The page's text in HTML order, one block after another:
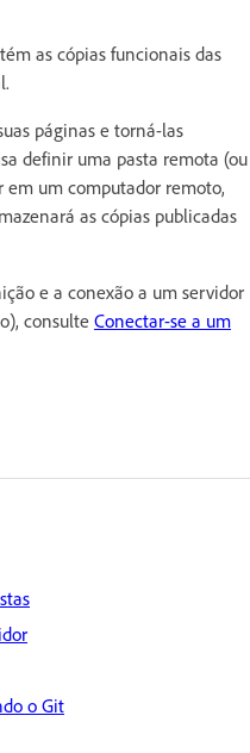
as cópias funcionais das
páginas e torná-las
definir uma pasta remota (ou
em um computador remoto,
as cópias publicadas
e a conexão a um servidor
consulte Conectar-se a um
o Git